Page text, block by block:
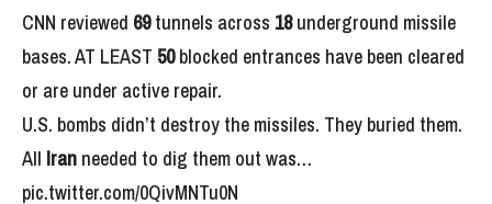
CNN reviewed 69tunnels across 18underground missile
bases. AT LEAST 50blocked entrances have been cleared
or are under active repair.
U.S. bombs didn’t destroy the missiles. They buried them.
All Iran needed to dig them out was…
pic.twitter.com/0QivMNTu0N